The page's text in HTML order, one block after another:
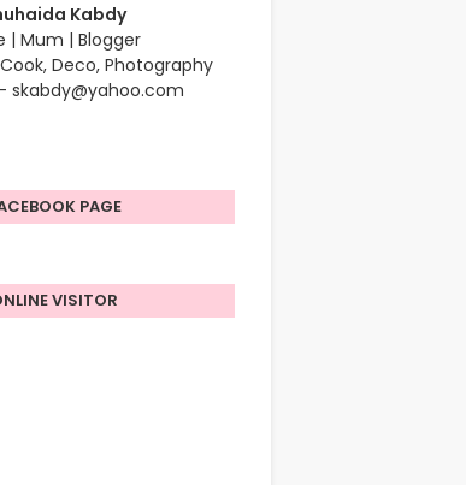
Kabdy
| Mum | Blogger
Deco, Photography
skabdy@yahoo.com
PAGE
VISITOR